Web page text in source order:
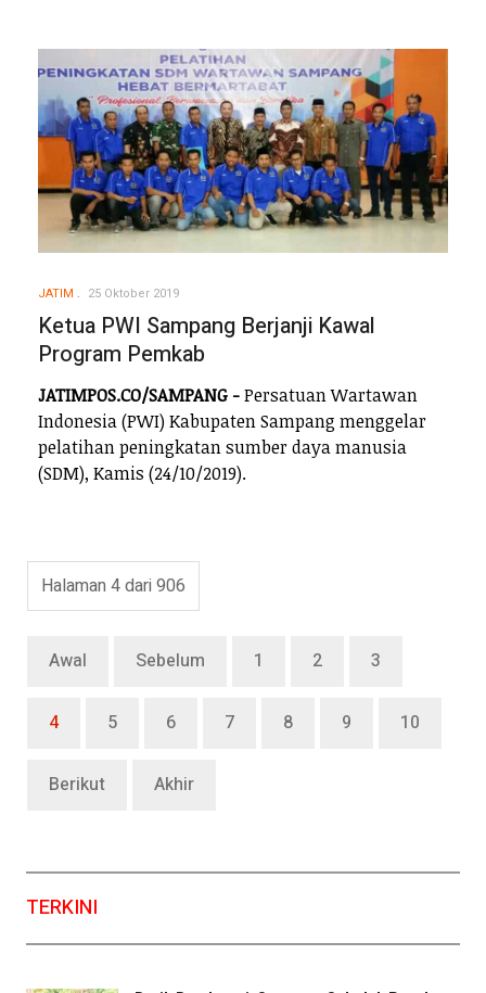
JATIM 25 Oktober 2019
Ketua PWI Sampang Berjanji Kawal
Program Pemkab
JATIMPOS.CO/SAMPANG -Persatuan Wartawan
Indonesia (PWI) Kabupaten Sampang menggelar
pelatihan peningkatan sumber daya manusia
(SDM), Kamis (24/10/2019).
Halaman 4 dari 906
Awal Sebelum 1 2 3
4 5 6 7 8 9 10
Berikut Akhir
TERKINI